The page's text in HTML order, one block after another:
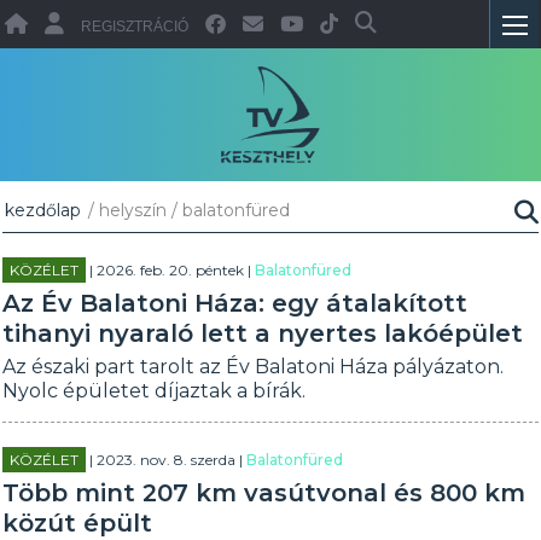
REGISZTRÁCIÓ
kezdőlap / helyszín / balatonfüred
KÖZÉLET | 2026. feb. 20. péntek |Balatonfüred
Az Év Balatoni Háza: egy átalakított
tihanyi nyaraló lett a nyertes lakóépület
Az északi part tarolt az Év Balatoni Háza pályázaton.
Nyolc épületet díjaztak a bírák.
KÖZÉLET | 2023. nov. 8. szerda |Balatonfüred
Több mint 207 km vasútvonal és 800 km
közút épült